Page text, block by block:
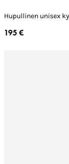
Hupullinen unisex
195 €